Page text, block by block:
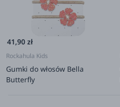
41,90 zł
Rockahula Kids
Gumki do włosów Bella
Butterfly